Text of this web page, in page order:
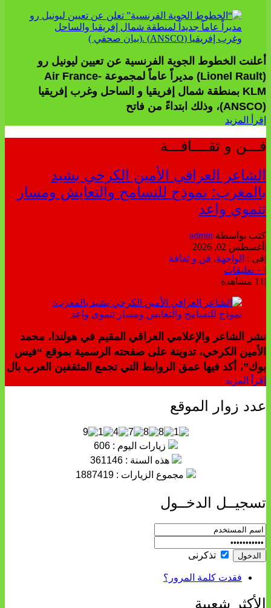
أعلنت الخطوط الجوية الفرنسية عن تعيين ليونيل رو
(Lionel Rault) مديراً عاماً لمجموعة Air France-
KLM بمنطقة شمال إفريقيا و الساحل وغرب إفريقيا
(ANSCO)، وذلك ابتداءً من فاتح
إقرأ المزيد
فـــن و ثقــــافـــة
الشاعر العراقي الأمين الكرخي يشيد
بالمغرب: نموذج للتسامح والتعايش ومسار
تنموي واعد
كتب بواسطة admin
| أغسطس 02, 2026
|فى : الواجهة, فن و ثقافة
|
| 11 مشاهدة
نشر الشاعر والإعلامي العراقي المقيم في هولندا، محمد
الأمين الكرخي، تدوينة على صفحته الرسمية بموقع “فيس
بوك”، أكد فيها عمق الروابط التي تجمع المثقفين العرب بال
إقرأ المزيد
عدد زوار الموقع
زيارات اليوم : 606
هذه السنة : 361146
مجموع الزيارات : 1887419
تسجيــل الدخــول
تذكرنى
فقدت كلمة المرور؟
الأكثر شعبية